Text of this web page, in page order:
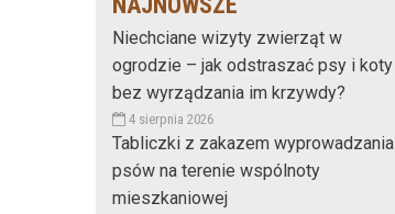
Niechciane wizyty zwierząt w
ogrodzie – jak odstraszać psy i koty
bez wyrządzania im krzywdy?
4 sierpnia 2026
Tabliczki z zakazem wyprowadzania
psów na terenie wspólnoty
mieszkaniowej